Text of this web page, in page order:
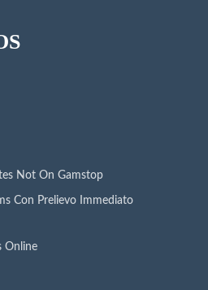
Not On Gamstop
Con Prelievo Immediato
Online